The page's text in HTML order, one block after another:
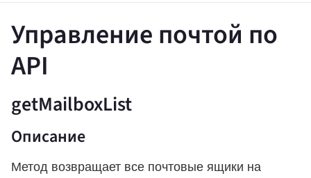
Управление почтой по
API
getMailboxList
Описание
Метод возвращает все почтовые ящики на